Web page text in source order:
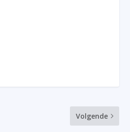
Volgende